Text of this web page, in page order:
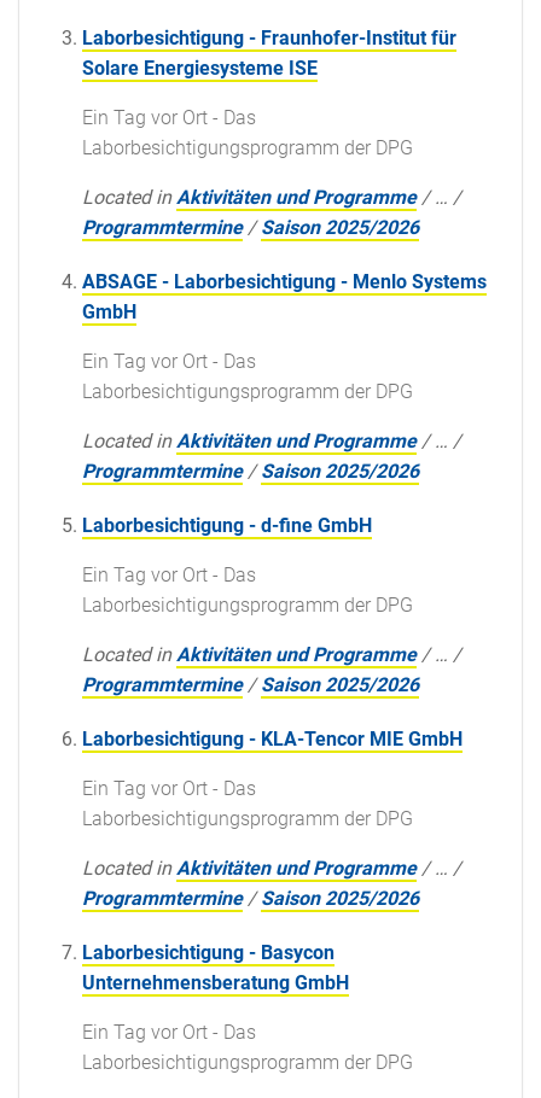
Laborbesichtigung - Fraunhofer-Institut für
Solare Energiesysteme ISE
Ein Tag vor Ort - Das
Laborbesichtigungsprogramm der DPG
Located in Aktivitäten und Programme /… /
Programmtermine /Saison 2025/2026
ABSAGE - Laborbesichtigung - Menlo Systems
GmbH
Ein Tag vor Ort - Das
Laborbesichtigungsprogramm der DPG
Located in Aktivitäten und Programme /… /
Programmtermine /Saison 2025/2026
Laborbesichtigung - d-fine GmbH
Ein Tag vor Ort - Das
Laborbesichtigungsprogramm der DPG
Located in Aktivitäten und Programme /… /
Programmtermine /Saison 2025/2026
Laborbesichtigung - KLA-Tencor MIE GmbH
Ein Tag vor Ort - Das
Laborbesichtigungsprogramm der DPG
Located in Aktivitäten und Programme /… /
Programmtermine /Saison 2025/2026
Laborbesichtigung - Basycon
Unternehmensberatung GmbH
Ein Tag vor Ort - Das
Laborbesichtigungsprogramm der DPG